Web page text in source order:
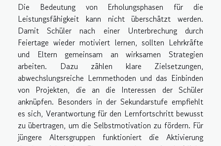
Die Bedeutung von Erholungsphasen für die
Leistungsfähigkeit kann nicht überschätzt werden.
Damit Schüler nach einer Unterbrechung durch
Feiertage wieder motiviert lernen, sollten Lehrkräfte
und Eltern gemeinsam an wirksamen Strategien
arbeiten. Dazu zählen klare Zielsetzungen,
abwechslungsreiche Lernmethoden und das Einbinden
von Projekten, die an die Interessen der Schüler
anknüpfen. Besonders in der Sekundarstufe empfiehlt
es sich, Verantwortung für den Lernfortschritt bewusst
zu übertragen, um die Selbstmotivation zu fördern. Für
jüngere Altersgruppen funktioniert die Aktivierung